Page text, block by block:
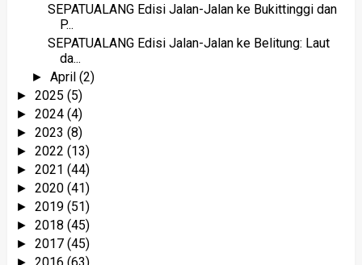
SEPATUALANG Edisi Jalan-Jalan ke Bukittinggi dan
P...
SEPATUALANG Edisi Jalan-Jalan ke Belitung: Laut
da...
►April(2)
► 2025 (5)
► 2024 (4)
► 2023 (8)
► 2022 (13)
► 2021 (44)
► 2020 (41)
► 2019 (51)
► 2018 (45)
► 2017 (45)
►